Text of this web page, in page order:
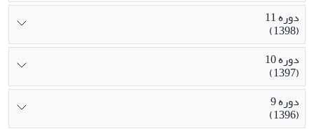
دوره 11
(1398)
دوره 10
(1397)
دوره 9
(1396)